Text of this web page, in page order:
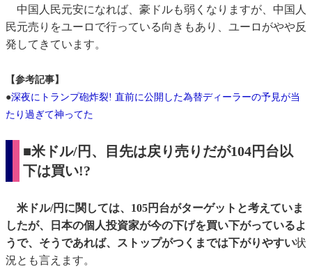
中国人民元安になれば、豪ドルも弱くなりますが、中国人
民元売りをユーロで行っている向きもあり、ユーロがやや反
発してきています。
【参考記事】
●深夜にトランプ砲炸裂! 直前に公開した為替ディーラーの予見が当
たり過ぎて神ってた
■米ドル/円、目先は戻り売りだが104円台以
下は買い!?
米ドル/円に関しては、105円台がターゲットと考えていま
したが、日本の個人投資家が今の下げを買い下がっているよ
うで、そうであれば、ストップがつくまでは下がりやすい状
況とも言えます。